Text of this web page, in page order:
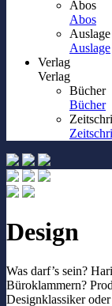
Abos
Abos
Auslage
Auslage
Verlag
Verlag
Bücher
Bücher
Design
Was darf’s sein?
Büroklammern?
Designklassiker